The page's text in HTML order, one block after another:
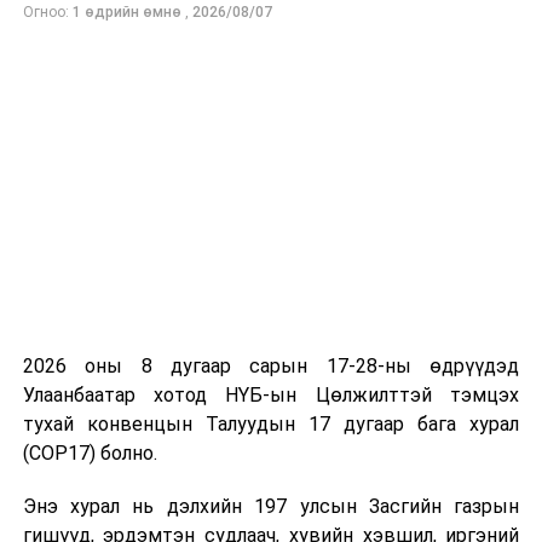
тохиолдолд Дорнод, Сүхбаатар аймагт эдийн засгийн
Огноо: 1 өдрийн өмнө , 2026/08/07
2026 оны 8 дугаар сарын 17-28-ны өдрүүдэд
Улаанбаатар хотод НҮБ-ын Цөлжилттэй тэмцэх
тухай конвенцын Талуудын 17 дугаар бага хурал
(COP17) болно.
Энэ хурал нь дэлхийн 197 улсын Засгийн газрын
гишүүд, эрдэмтэн судлаач, хувийн хэвшил, иргэний